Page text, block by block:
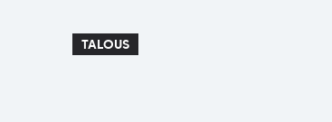
TALOUS